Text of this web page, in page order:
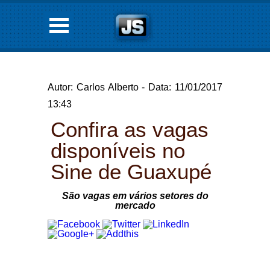
Autor: Carlos Alberto - Data: 11/01/2017
13:43
Confira as vagas
disponíveis no
Sine de Guaxupé
São vagas em vários setores do
mercado